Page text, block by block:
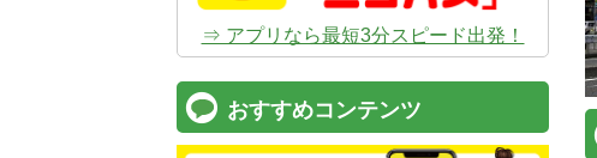
⇒ アプリなら最短3分スピード出発！
おすすめコンテンツ